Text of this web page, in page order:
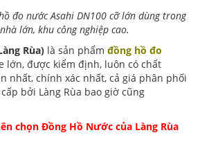
đo nước Asahi DN100 cỡ lớn dùng trong
lớn, khu công nghiệp cao.
Rùa) là sản phẩm đồng hồ đo
lớn, được kiểm định, luôn có chất
nhất, chính xác nhất, cả giá phân phối
bởi Làng Rùa bao giờ cũng
chọn Đồng Hồ Nước của Làng Rùa